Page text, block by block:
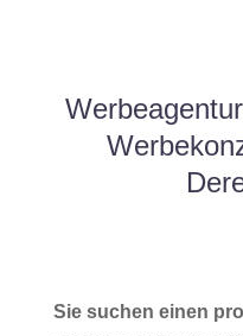
Sie suchen einen